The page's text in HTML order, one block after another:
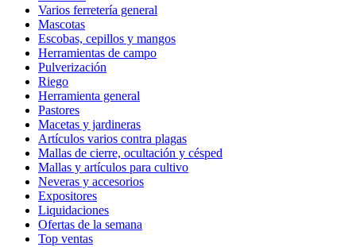
Varios ferretería general
Mascotas
Escobas, cepillos y mangos
Herramientas de campo
Pulverización
Riego
Herramienta general
Pastores
Macetas y jardineras
Artículos varios contra plagas
Mallas de cierre, ocultación y césped
Mallas y artículos para cultivo
Neveras y accesorios
Expositores
Liquidaciones
Ofertas de la semana
Top ventas